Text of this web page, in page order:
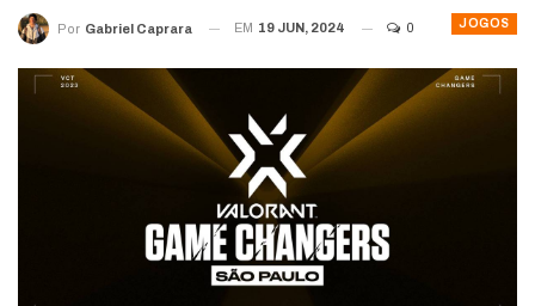
JOGOS
Por Gabriel Caprara EM 19 JUN, 2024 0